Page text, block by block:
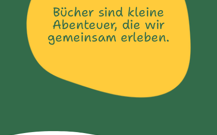
Bücher sind kleine
Abenteuer, die wir
gemeinsam erleben.